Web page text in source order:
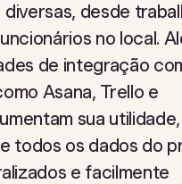
desde
no local.
de integração
Asana, Trello e
sua utilidade,
todos os dados do
e facilmente